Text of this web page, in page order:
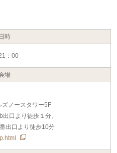
日時
：00
場
ノースタワー5F
口より徒歩１分、
出口より徒歩10分